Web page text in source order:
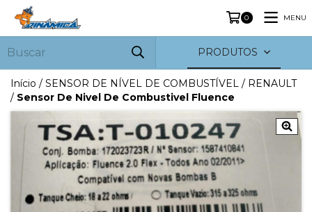
0 MENU
PRODUTOS
Início / SENSOR DE NÍVEL DE COMBUSTÍVEL / RENAULT
/ Sensor De Nivel De Combustivel Fluence